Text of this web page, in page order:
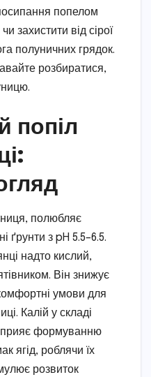
попелом
захистити від сірої
полуничних грядок.
розбиратися,
попіл
полюбляє
ґрунти з pH 5.5–6.5.
надто кислий,
Він знижує
умови для
Калій у складі
формуванню
ягід, роблячи їх
розвиток